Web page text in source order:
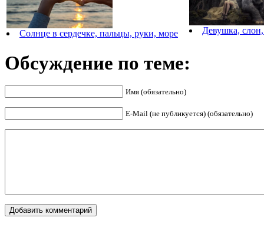
Солнце в сердечке, пальцы, руки, море Девушка,
Обсуждение по теме:
Имя (обязательно)
E-Mail (не публикуется) (обязательно)